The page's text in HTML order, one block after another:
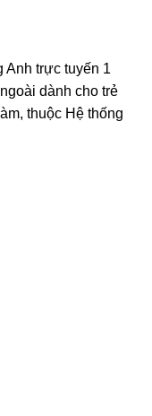
Anh trực tuyến 1
dành cho trẻ
thuộc Hệ thống